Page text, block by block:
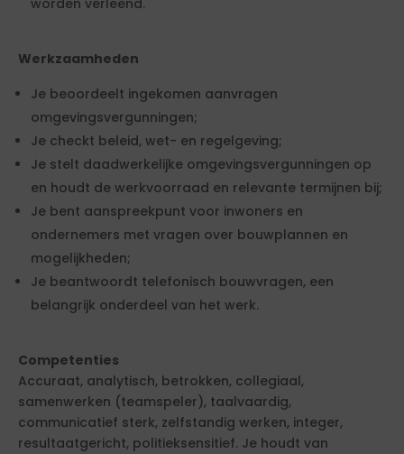
worden verleend.
Werkzaamheden
Je beoordeelt ingekomen aanvragen
omgevingsvergunningen;
Je checkt beleid, wet- en regelgeving;
Je stelt daadwerkelijke omgevingsvergunningen op
en houdt de werkvoorraad en relevante termijnen bij;
Je bent aanspreekpunt voor inwoners en
ondernemers met vragen over bouwplannen en
mogelijkheden;
Je beantwoordt telefonisch bouwvragen, een
belangrijk onderdeel van het werk.
Competenties
Accuraat, analytisch, betrokken, collegiaal,
samenwerken (teamspeler), taalvaardig,
communicatief sterk, zelfstandig werken, integer,
resultaatgericht, politieksensitief. Je houdt van